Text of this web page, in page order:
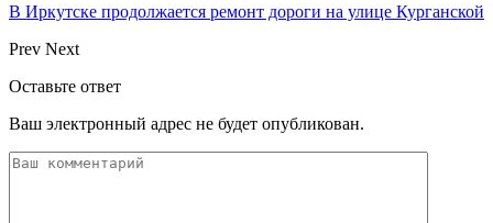
В Иркутске продолжается ремонт дороги на улице Курганской
Prev Next
Оставьте ответ
Ваш электронный адрес не будет опубликован.